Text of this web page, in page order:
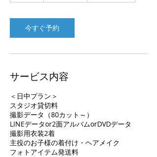
今すぐ予約
サービス内容
＜日中プラン＞
スタジオ貸切料
撮影データ（80カット～）
LINEデータor2面アルバムorDVDデータ
撮影用衣装2着
主役のお子様の着付け・ヘアメイク
フォトアイテム発送料